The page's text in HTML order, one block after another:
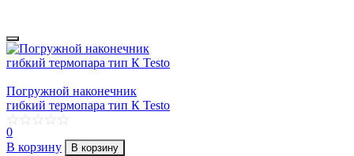
Погружной наконечник
гибкий термопара тип К Testo
0
В корзину
В корзину